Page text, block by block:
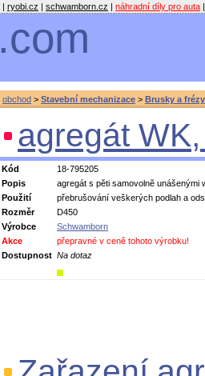
| ryobi.cz | schwamborn.cz | náhradní díly pro auta |
.com
obchod > Stavební mechanizace > Brusky a
agregát
Kód
18-795205
Popis
agregát s pěti samovolně unášenými
Použití
přebrušování veškerých podlah a
Rozměr
D450
Výrobce
Schwamborn
Akce
přepravné v ceně tohoto výrobku!
Dostupnost Na dotaz